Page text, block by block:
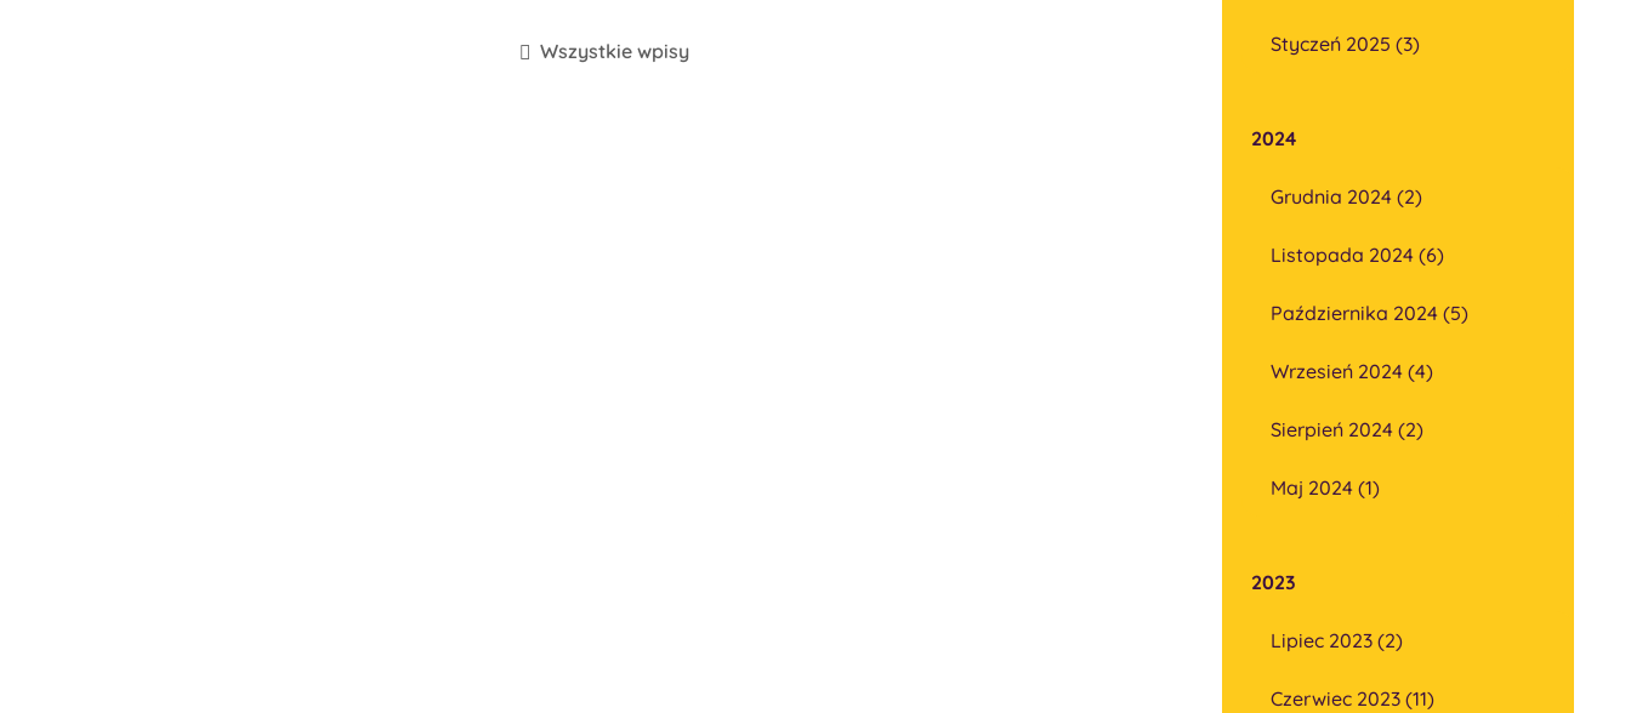
Wszystkie wpisy Styczeń 2025 (3)
2024
Grudnia 2024 (2)
Listopada 2024 (6)
Października 2024 (5)
Wrzesień 2024 (4)
Sierpień 2024 (2)
Maj 2024 (1)
2023
Lipiec 2023 (2)
Czerwiec 2023 (11)